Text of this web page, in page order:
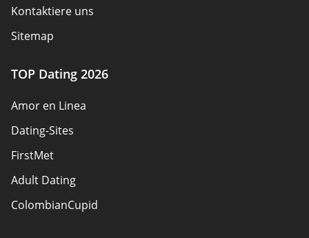
Kontaktiere uns
Sitemap
TOP Dating 2026
Amor en Linea
Dating-Sites
FirstMet
Adult Dating
ColombianCupid